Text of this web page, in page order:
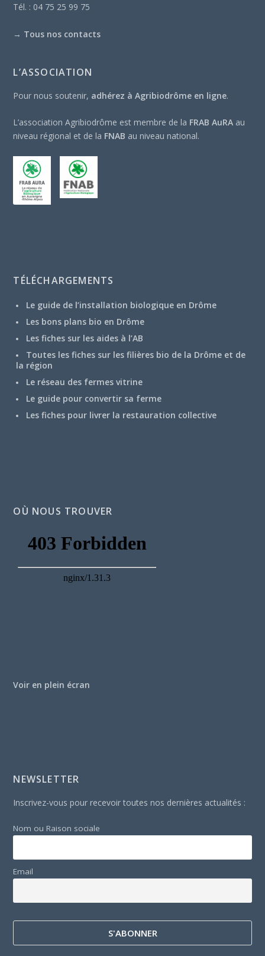
Tél. : 04 75 25 99 75
→ Tous nos contacts
L’ASSOCIATION
Pour nous soutenir, adhérez à Agribiodrôme en ligne.
L’association Agribiodrôme est membre de la FRAB AuRA au
niveau régional et de la FNAB au niveau national.
TÉLÉCHARGEMENTS
Le guide de l’installation biologique en Drôme
Les bons plans bio en Drôme
Les fiches sur les aides à l’AB
Toutes les fiches sur les filières bio de la Drôme et de
la région
Le réseau des fermes vitrine
Le guide pour convertir sa ferme
Les fiches pour livrer la restauration collective
OÙ NOUS TROUVER
Voir en plein écran
NEWSLETTER
Inscrivez-vous pour recevoir toutes nos dernières actualités :
Nom ou Raison sociale
Email